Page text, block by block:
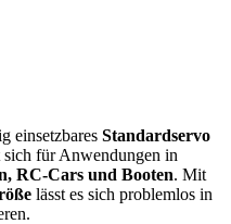
einsetzbares Standardservo
für Anwendungen in
RC-Cars und Booten. Mit
lässt es sich problemlos in